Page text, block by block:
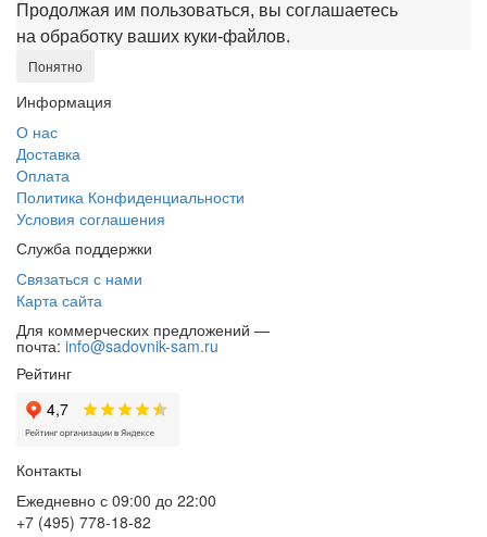
Продолжая им пользоваться, вы соглашаетесь
на обработку ваших куки‑файлов.
Понятно
Информация
О нас
Доставка
Оплата
Политика Конфиденциальности
Условия соглашения
Служба поддержки
Связаться с нами
Карта сайта
Для коммерческих предложений —
почта: info@sadovnik-sam.ru
Рейтинг
Контакты
Ежедневно с 09:00 до 22:00
+7 (495) 778-18-82